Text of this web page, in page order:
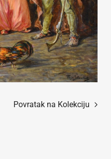
Povratak na Kolekciju